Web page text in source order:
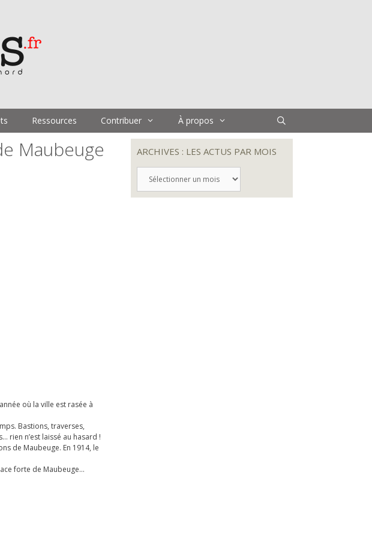
Ressources Contribuer À propos
Maubeuge
où la ville est rasée à
Bastions, traverses,
rien n’est laissé au hasard !
de Maubeuge. En 1914, le
forte de Maubeuge…
ARCHIVES : LES ACTUS PAR MOIS
LES